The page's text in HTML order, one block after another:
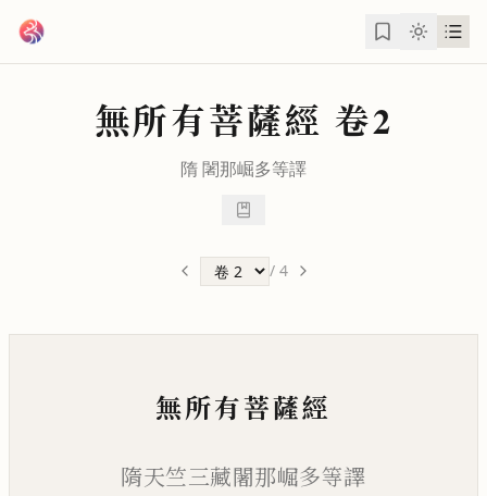
無所有菩薩經 卷2
隋闍那崛多等譯
/ 4
無所有菩薩經
隋天竺三藏闍那崛多等譯